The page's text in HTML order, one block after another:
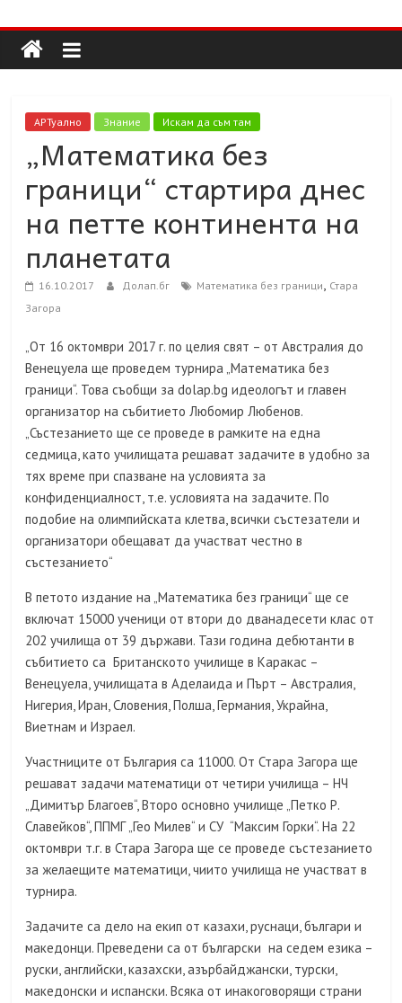
to
content
Долап
БГ
култура|
пътешествия|
мода|
събития|
кухня|
минало|
АРТуално Знание Искам да съм там
„Математика без
граници“ стартира днес
на петте континента на
планетата
16.10.2017 Долап.бг Математика без граници, Стара
Загора
„От 16 октомври 2017 г. по целия свят – от Австралия до
Венецуела ще проведем турнира „Математика без
граници“. Това съобщи за dolаp.bg идеологът и главен
организатор на събитието Любомир Любенов.
„Състезанието ще се проведе в рамките на една
седмица, като училищата решават задачите в удобно за
тях време при спазване на условията за
конфиденциалност, т.е. условията на задачите. По
подобие на олимпийската клетва, всички състезатели и
организатори обещават да участват честно в
състезанието“
В петото издание на „Математика без граници“ ще се
включат 15000 ученици от втори до дванадесети клас от
202 училища от 39 държави. Тази година дебютанти в
събитието са Британското училище в Каракас –
Венецуела, училищата в Аделаида и Пърт – Австралия,
Нигерия, Иран, Словения, Полша, Германия, Украйна,
Виетнам и Израел.
Участниците от България са 11000. От Стара Загора ще
решават задачи математици от четири училища – НЧ
„Димитър Благоев“, Второ основно училище „Петко Р.
Славейков“, ППМГ „Гео Милев“ и СУ “Максим Горки“. На 22
октомври т.г. в Стара Загора ще се проведе състезанието
за желаещите математици, чиито училища не участват в
турнира.
Задачите са дело на екип от казахи, руснаци, българи и
македонци. Преведени са от български на седем езика –
руски, английски, казахски, азърбайджански, турски,
македонски и испански. Всяка от инакоговорящи страни